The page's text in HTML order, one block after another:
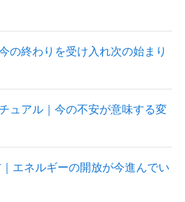
の終わりを受け入れ次の始まり
ュアル｜今の不安が意味する変
エネルギーの開放が今進んでい